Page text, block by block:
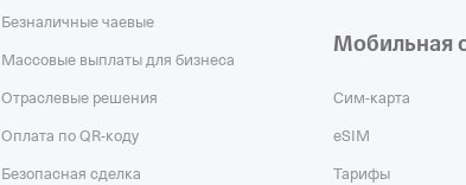
Безналичные чаевые
Массовые выплаты для бизнеса
Отраслевые решения
Оплата по QR‑коду
Безопасная сделка
Мобильная
Сим‑карта
eSIM
Тарифы